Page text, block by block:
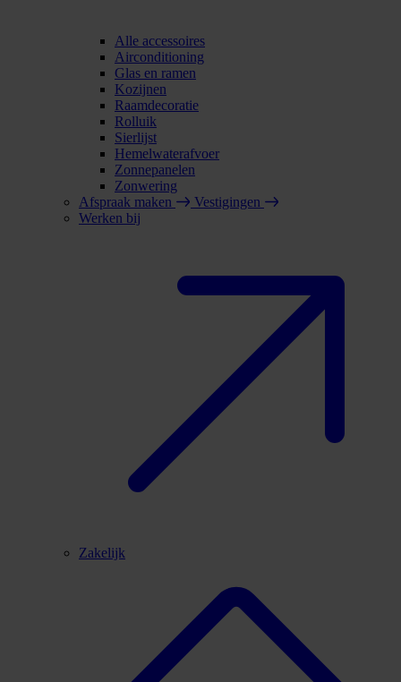
Alle accessoires
Airconditioning
Glas en ramen
Kozijnen
Raamdecoratie
Rolluik
Sierlijst
Hemelwaterafvoer
Zonnepanelen
Zonwering
Afspraak maken
Vestigingen
Werken bij
Zakelijk